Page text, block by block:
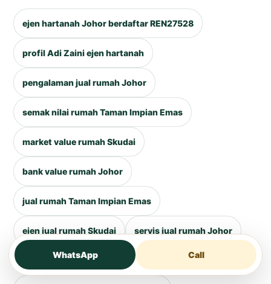
ejen hartanah Johor berdaftar REN27528
profil Adi Zaini ejen hartanah
pengalaman jual rumah Johor
semak nilai rumah Taman Impian Emas
market value rumah Skudai
bank value rumah Johor
jual rumah Taman Impian Emas
ejen jual rumah Skudai servis jual rumah Johor
harga rumah Johor 2026
WhatsApp Call